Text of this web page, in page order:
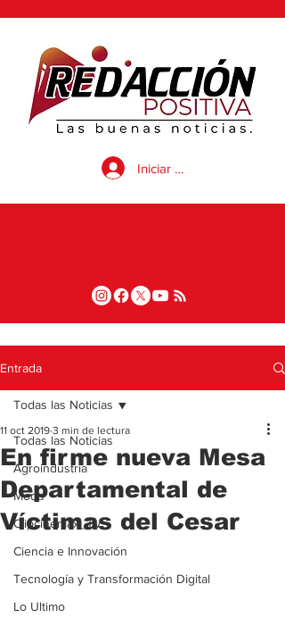
Iniciar sesión
Entrada
Todas las Noticias
Agroindustria
Moda
Clipcinemax_TV
Ciencia e Innovación
Tecnología y Transformación Digital
Lo Ultimo
Todas las Noticias
En firme nueva Mesa
Departamental de
Víctimas del Cesar
11 oct 2019 3 min de lectura